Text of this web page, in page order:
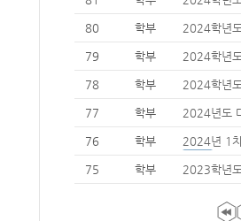
중근로 프
80
학부
2024학년
참가자 선
79
학부
2024학년
하기 계절
78
학부
2024학년
교 학점 교
77
학부
2024년도
온라인 이
76
학부 2024년 1
75 학부
2023학년
행 안내